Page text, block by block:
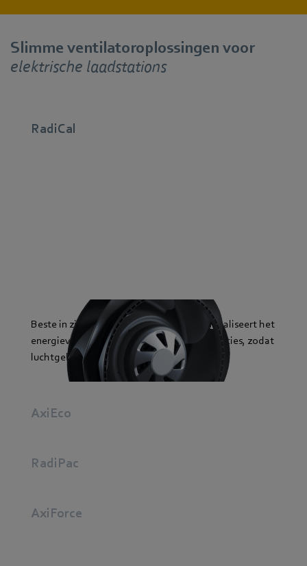
Slimme ventilatoroplossingen voor
elektrische laadstations
RadiCal
Beste in zijn klasse: de RadiCal-serie minimaliseert het
energieverbruik en maximaliseert de prestaties, zodat
luchtgekoelde laders betrouwbaar werken.
AxiEco
RadiPac
AxiForce